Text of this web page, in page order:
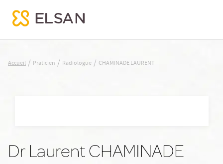
CHAMINADE LAURENT
Accueil / Praticien / Radiologue / CHAMINADE LAURENT
Dr Laurent CHAMINADE